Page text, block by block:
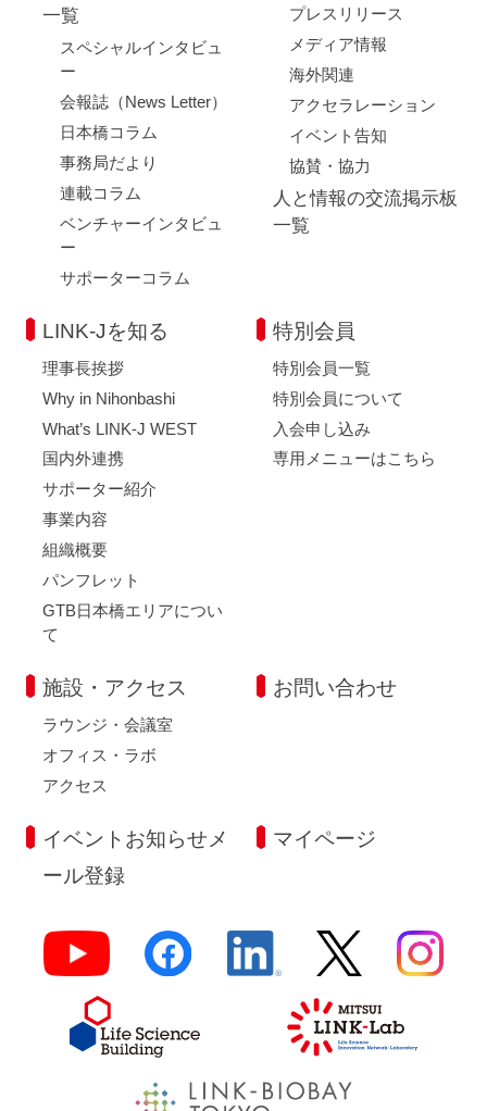
一覧
スペシャルインタビュ
ー
会報誌（News Letter）
日本橋コラム
事務局だより
連載コラム
ベンチャーインタビュ
ー
サポーターコラム
プレスリリース
メディア情報
海外関連
アクセラレーション
イベント告知
協賛・協力
人と情報の交流掲示板
一覧
LINK-Jを知る
理事長挨拶
Why in Nihonbashi
What’s LINK-J WEST
国内外連携
サポーター紹介
事業内容
組織概要
パンフレット
GTB日本橋エリアについ
て
特別会員
特別会員一覧
特別会員について
入会申し込み
専用メニューはこちら
施設・アクセス
ラウンジ・会議室
オフィス・ラボ
アクセス
お問い合わせ
イベントお知らせメ
ール登録
マイページ